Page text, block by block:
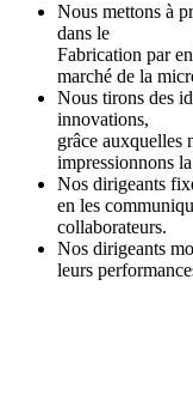
Nous mettons à
dans le
Fabrication par
marché de la
Nous tirons des
innovations,
grâce auxquelles
impressionnons
Nos dirigeants
en les
collaborateurs.
Nos dirigeants
leurs